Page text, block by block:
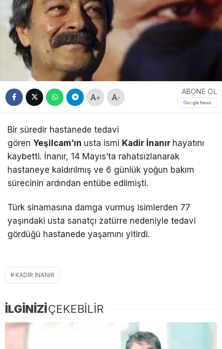
+ -
ABONE OL
Bir süredir hastanede tedavi
gören Yeşilcam’ın usta ismi Kadir İnanır hayatını
kaybetti. İnanır, 14 Mayıs’ta rahatsızlanarak
hastaneye kaldırılmış ve 6 günlük yoğun bakım
sürecinin ardından entübe edilmişti.
Türk sinamasına damga vurmuş isimlerden 77
yaşındaki usta sanatçı zatürre nedeniyle tedavi
gördüğü hastanede yaşamını yitirdi.
KADIR INANIR
İLGİNİZİÇEKEBİLİR